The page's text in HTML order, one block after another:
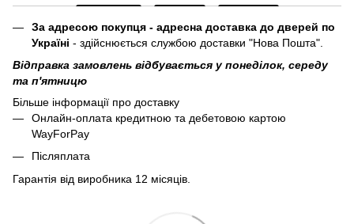
За адресою покупця - адресна доставка до дверей по
Україні - здійснюється службою доставки "Нова Пошта".
Відправка замовлень відбувається у понеділок, середу
та п'ятницю
Більше інформації про доставку
Онлайн-оплата кредитною та дебетовою картою
WayForPay
Післяплата
Гарантія від виробника 12 місяців.